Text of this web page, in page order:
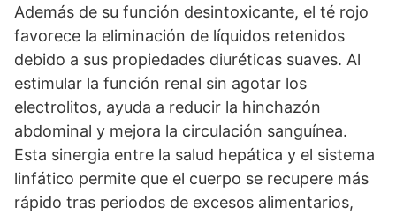
Además de su función desintoxicante, el té rojo
favorece la eliminación de líquidos retenidos
debido a sus propiedades diuréticas suaves. Al
estimular la función renal sin agotar los
electrolitos, ayuda a reducir la hinchazón
abdominal y mejora la circulación sanguínea.
Esta sinergia entre la salud hepática y el sistema
linfático permite que el cuerpo se recupere más
rápido tras periodos de excesos alimentarios,